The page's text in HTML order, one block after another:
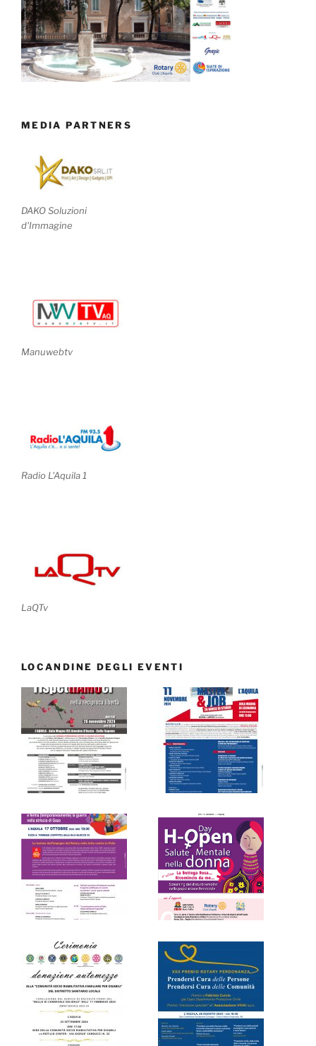
MEDIA PARTNERS
DAKO Soluzioni
d'Immagine
Manuwebtv
Radio L'Aquila 1
LaQTv
LOCANDINE DEGLI EVENTI